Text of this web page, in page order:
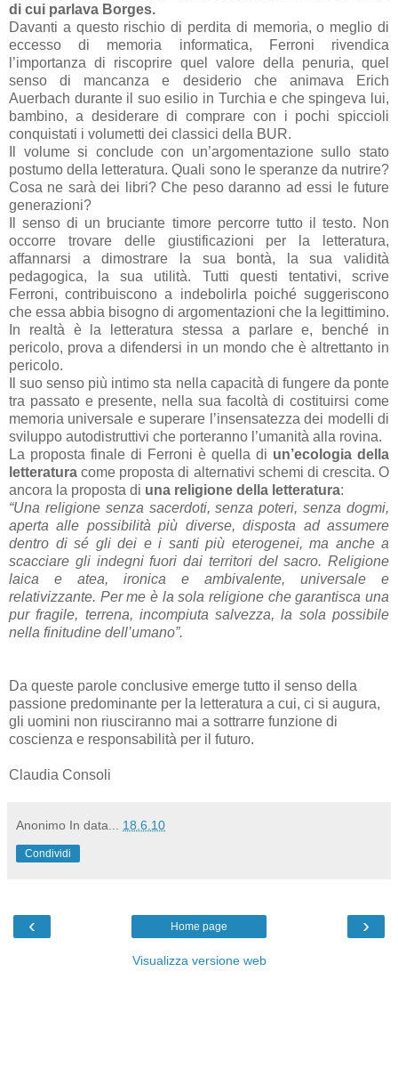
di cui parlava Borges.
Davanti a questo rischio di perdita di memoria, o meglio di
eccesso di memoria informatica, Ferroni rivendica
l’importanza di riscoprire quel valore della penuria, quel
senso di mancanza e desiderio che animava Erich
Auerbach durante il suo esilio in Turchia e che spingeva lui,
bambino, a desiderare di comprare con i pochi spiccioli
conquistati i volumetti dei classici della BUR.
Il volume si conclude con un’argomentazione sullo stato
postumo della letteratura. Quali sono le speranze da nutrire?
Cosa ne sarà dei libri? Che peso daranno ad essi le future
generazioni?
Il senso di un bruciante timore percorre tutto il testo. Non
occorre trovare delle giustificazioni per la letteratura,
affannarsi a dimostrare la sua bontà, la sua validità
pedagogica, la sua utilità. Tutti questi tentativi, scrive
Ferroni, contribuiscono a indebolirla poiché suggeriscono
che essa abbia bisogno di argomentazioni che la legittimino.
In realtà è la letteratura stessa a parlare e, benché in
pericolo, prova a difendersi in un mondo che è altrettanto in
pericolo.
Il suo senso più intimo sta nella capacità di fungere da ponte
tra passato e presente, nella sua facoltà di costituirsi come
memoria universale e superare l’insensatezza dei modelli di
sviluppo autodistruttivi che porteranno l’umanità alla rovina.
La proposta finale di Ferroni è quella di un’ecologia della
letteraturacome proposta di alternativi schemi di crescita. O
ancora la proposta di una religione della letteratura:
“Una religione senza sacerdoti, senza poteri, senza dogmi,
aperta alle possibilità più diverse, disposta ad assumere
dentro di sé gli dei e i santi più eterogenei, ma anche a
scacciare gli indegni fuori dai territori del sacro. Religione
laica e atea, ironica e ambivalente, universale e
relativizzante. Per me è la sola religione che garantisca una
pur fragile, terrena, incompiuta salvezza, la sola possibile
nella finitudine dell’umano”.
Da queste parole conclusive emerge tutto il senso della
passione predominante per la letteratura a cui, ci si augura,
gli uomini non riusciranno mai a sottrarre funzione di
coscienza e responsabilità per il futuro.
Claudia Consoli
Anonimo In data... 18.6.10
Condividi
‹ ›
Home page
Visualizza versione web